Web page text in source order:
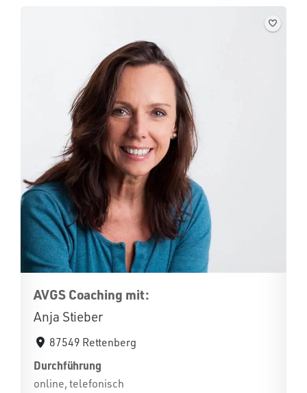
AVGS Coaching mit:
Anja Stieber
87549 Rettenberg
Durchführung
online, telefonisch